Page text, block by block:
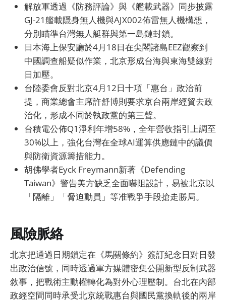
解放軍透過《防務評論》與《艦載武器》同步披露
GJ-21艦載隱身無人機與AJX002佈雷無人機構想，
分別瞄準台灣無人艇群與第一島鏈封鎖。
日本海上保安廳於4月18日在尖閣諸島EEZ觀察到
中國調查船疑似作業，北京形成台海與東海雙線對
日加壓。
台陸委會反對北京4月12日十項「惠台」政治前
提，商業總會主席許舒博則要求京台兩岸經貿去政
治化，形成不同於執政黨的第三聲。
台積電公佈Q1淨利年增58%，全年營收指引上調至
30%以上，強化台灣在全球AI運算供應鏈中的議價
與防衛資源籌措能力。
胡佛學者Eyck Freymann新著《Defending
Taiwan》警告美方缺乏全面嚇阻設計，易被北京以
「隔離」「脅迫動員」等准戰爭手段搶走勝局。
風險脈絡
北京把通過日期鎖定在《馬關條約》簽訂紀念日對日發
出政治信號，同時透過軍方媒體密集公開新型反制武器
敘事，把戰術主動權轉化為對外心理壓制。台北在內部
政經空間同時承受北京統戰惠台與國民黨換軌後的兩岸